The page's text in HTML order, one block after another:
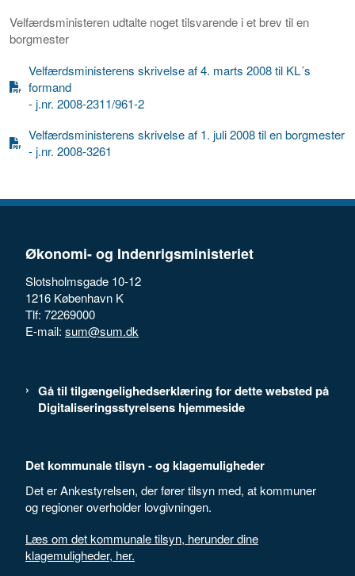
Velfærdsministeren udtalte noget tilsvarende i et brev til en
borgmester
Velfærdsministerens skrivelse af 4. marts 2008 til KL´s
formand
- j.nr. 2008-2311/961-2
Velfærdsministerens skrivelse af 1. juli 2008 til en borgmester
- j.nr. 2008-3261
Økonomi- og Indenrigsministeriet
Slotsholmsgade 10-12
1216 København K
Tlf: 72269000
E-mail: sum@sum.dk
Gå til tilgængelighedserklæring for dette websted på
Digitaliseringsstyrelsens hjemmeside
Det kommunale tilsyn - og klagemuligheder
Det er Ankestyrelsen, der fører tilsyn med, at kommuner
og regioner overholder lovgivningen.
Læs om det kommunale tilsyn, herunder dine
klagemuligheder, her.